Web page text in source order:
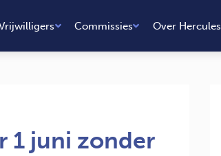
Commissies Over Hercules
1 juni zonder